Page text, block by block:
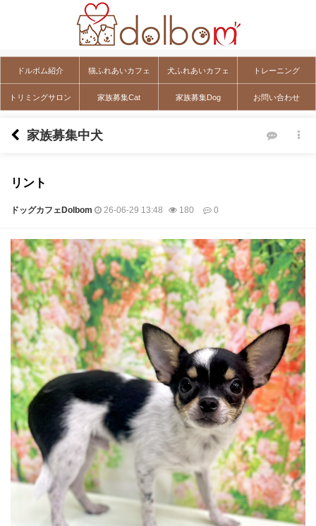
ドルボム紹介 猫ふれあいカフェ 犬ふれあいカフェ トレーニング
トリミングサロン 家族募集Cat 家族募集Dog お問い合わせ
家族募集中犬
リント
ドッグカフェDolbom 26-06-29 13:48 180 0
本文